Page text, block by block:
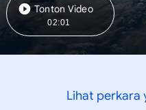
Tonton Video
02:01
Lihat perkara